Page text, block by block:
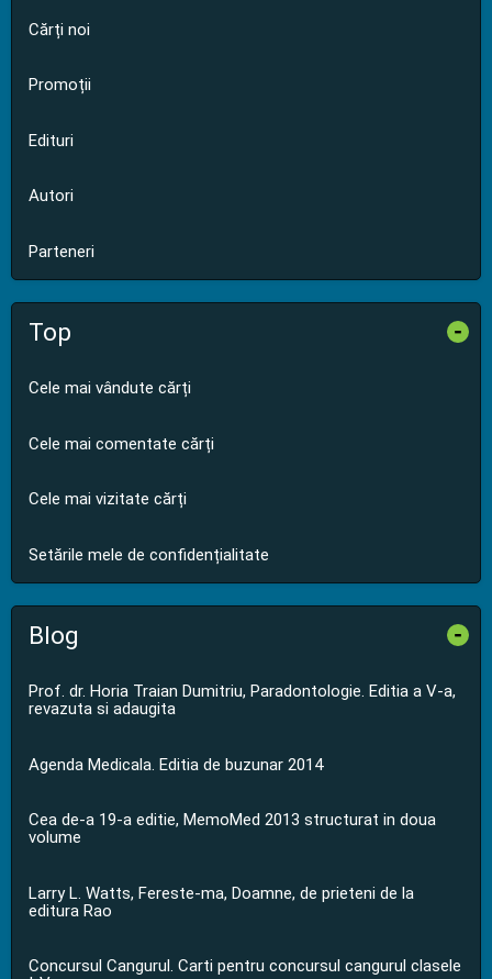
Cărți noi
Promoții
Edituri
Autori
Parteneri
Top -
Cele mai vândute cărți
Cele mai comentate cărți
Cele mai vizitate cărți
Setările mele de confidențialitate
Blog -
Prof. dr. Horia Traian Dumitriu, Paradontologie. Editia a V-a,
revazuta si adaugita
Agenda Medicala. Editia de buzunar 2014
Cea de-a 19-a editie, MemoMed 2013 structurat in doua
volume
Larry L. Watts, Fereste-ma, Doamne, de prieteni de la
editura Rao
Concursul Cangurul. Carti pentru concursul cangurul clasele